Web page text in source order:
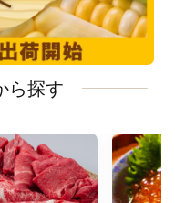
ら探す